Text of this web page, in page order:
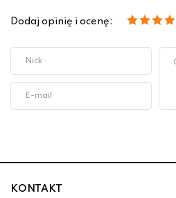
Dodaj opinię i ocenę:
KONTAKT